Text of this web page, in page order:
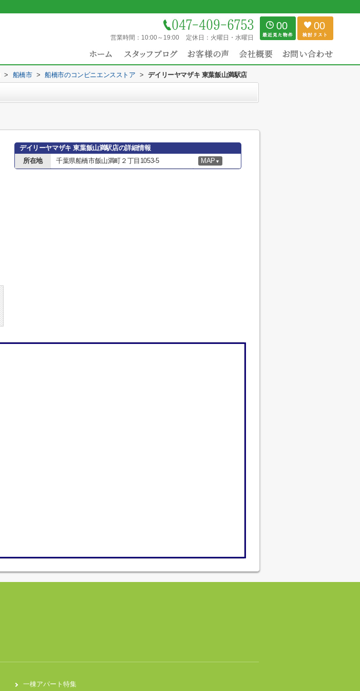
営業時間： 10:00～19:00 定休日： 火曜日・水曜日
00 00
> 船橋市 > 船橋市のコンビニエンスストア > デイリーヤマザキ 東葉飯山満駅店
デイリーヤマザキ 東葉飯山満駅店の詳細情報
所在地
千葉県船橋市飯山満町２丁目1053-5 MAP ▼
一棟アパート特集